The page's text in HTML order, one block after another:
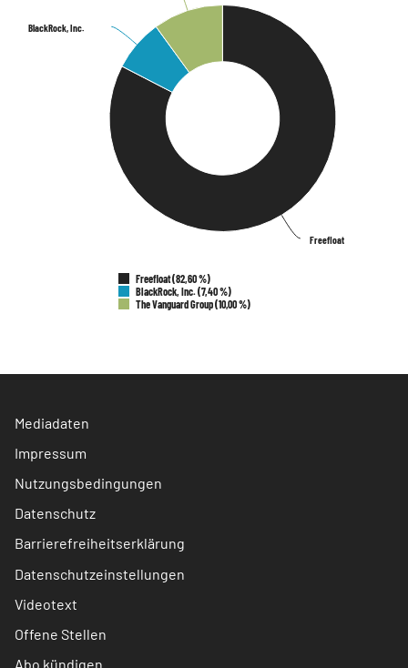
Freefloat
Freefloat
BlackRock, Inc.
BlackRock, Inc.
Freefloat (82,60 %)
BlackRock, Inc. (7,40 %)
The Vanguard Group (10,00 %)
Mediadaten
Impressum
Nutzungsbedingungen
Datenschutz
Barrierefreiheitserklärung
Datenschutzeinstellungen
Videotext
Offene Stellen
Abo kündigen